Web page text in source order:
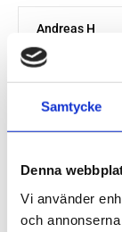
Samtycke
Denna
Vi använder
och